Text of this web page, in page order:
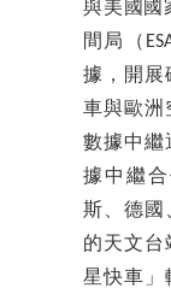
與美國國
間局（
據，開展
車與歐洲
數據中繼
據中繼
斯、德國
的天文台
星快車」